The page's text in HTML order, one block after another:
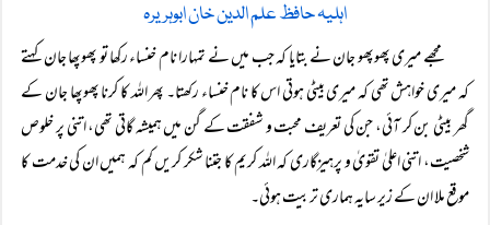
اہلیہ حافظ علم الدین خان ابوہریرہ
مجھے میری پھوپھو جان نے بتایا کہ جب میں نے تمہارا نام خنساء رکھا تو پھوپھا جان کہتے
کہ میری خواہش تھی کہ میری بیٹی ہوتی اس کا نام خنساء رکھتا۔ پھر اللہ کا کرنا پھوپھا جان کے
گھر بیٹی بن کر آئی، جن کی تعریف محبت و شفقت کے گن میں ہمیشہ گاتی تھی، اتنی پر خلوص
شخصیت، اتنی اعلیٰ تقویٰ و پرہیزگاری کہ اللہ کریم کا جتنا شکر کریں کم کہ ہمیں ان کی خدمت کا
موقع ملا ان کے زیر سایہ ہماری تربیت ہوئی۔